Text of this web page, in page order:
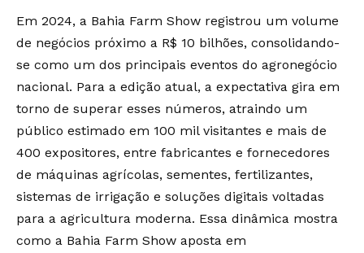
Em 2024, a Bahia Farm Show registrou um volume
de negócios próximo a R$ 10 bilhões, consolidando-
se como um dos principais eventos do agronegócio
nacional. Para a edição atual, a expectativa gira em
torno de superar esses números, atraindo um
público estimado em 100 mil visitantes e mais de
400 expositores, entre fabricantes e fornecedores
de máquinas agrícolas, sementes, fertilizantes,
sistemas de irrigação e soluções digitais voltadas
para a agricultura moderna. Essa dinâmica mostra
como a Bahia Farm Show aposta em